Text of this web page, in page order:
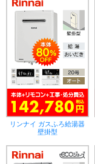
リンナイ ガスふろ給湯器
壁掛型